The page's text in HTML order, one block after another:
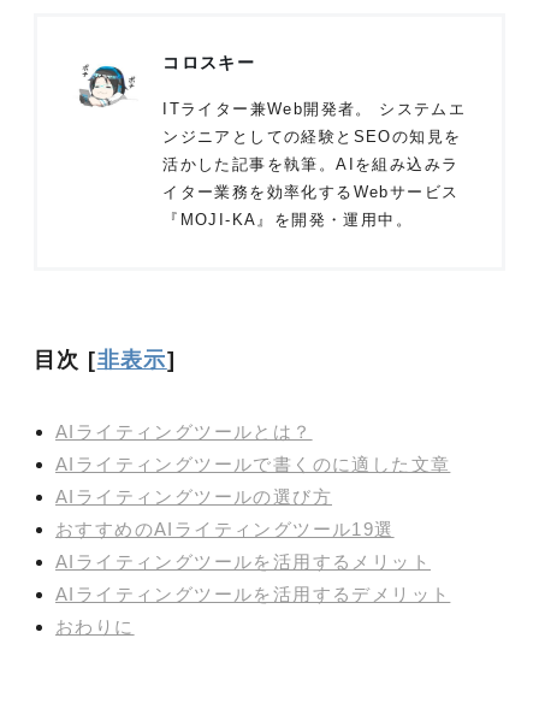
コロスキー
ITライター兼Web開発者。 システムエ
ンジニアとしての経験とSEOの知見を
活かした記事を執筆。AIを組み込みラ
イター業務を効率化するWebサービス
『MOJI-KA』を開発・運用中。
目次 [非表示]
AIライティングツールとは？
AIライティングツールで書くのに適した文章
AIライティングツールの選び方
おすすめのAIライティングツール19選
AIライティングツールを活用するメリット
AIライティングツールを活用するデメリット
おわりに